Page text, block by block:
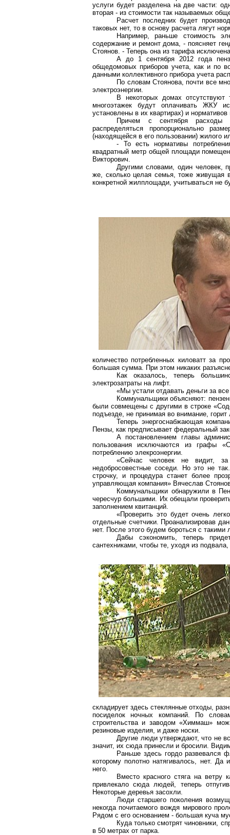
услуги будет разделена на две части:
вторая - из стоимости так называемых
Расчет последних будет
таковых нет, то в основу расчета лягут
Например, раньше стоимость
содержание и ремонт дома, - поясняет
Стоянов. - Теперь она из тарифа
А до 1 сентября 2012 года
общедомовых приборов учета, как и по
данными коллективного прибора учета
По словам Стоянова, почти все
электроэнергии.
В некоторых домах отсутствуют
многоэтажек будут оплачивать ЖКУ
установлены в их квартирах) и
Причем с сентября
распределяться пропорционально
(находящейся в его пользовании) жилого
- То есть нормативы
квадратный метр общей площади
Викторович.
Другими словами, один человек,
же, сколько целая семья, тоже живущая
конкретной жилплощади, учитываться не
количество потребленных киловатт за
большая сумма. При этом никаких
Как оказалось, теперь
электрозатраты на лифт.
«Мы устали отдавать деньги за
Коммунальщики объясняют:
были совмещены с другими в строке
подъезде, не принимая во внимание,
Теперь энергоснабжающая
Пензы, как предписывает федеральный
А постановлением главы
пользования исключаются из графы
потреблению элекроэнергии.
«Сейчас человек не видит,
недобросовестные соседи. Но это не
строчку, и процедура станет более
управляющая компания» Вячеслав
Коммунальщики обнаружили в
чересчур большими. Их обещали
заполнением квитанций.
«Проверить это будет очень
отдельные счетчики. Проанализировав
нет. После этого будем бороться с
Дабы сэкономить, теперь
сантехниками, чтобы те, уходя из подвала,
складирует здесь стеклянные отходы,
посиделок ночных компаний. По
строительства и заводом «Химмаш»
резиновые изделия, и даже носки.
Другие люди утверждают, что не
значит, их сюда принесли и бросили.
Раньше здесь гордо развевался
которому полотно натягивалось, нет.
него.
Вместо красного стяга на ветру
привлекало сюда людей, теперь
Некоторые деревья засохли.
Люди старшего поколения
некогда почитаемого вождя мирового
Рядом с его основанием - большая куча
Куда только смотрят чиновники,
в 50 метрах от парка.